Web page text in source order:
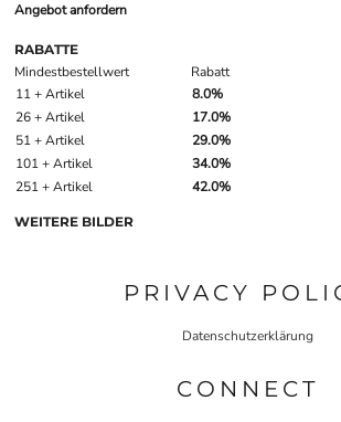
Angebot anfordern
RABATTE
Mindestbestellwert
Rabatt
11 + Artikel
8.0%
26 + Artikel
17.0%
51 + Artikel
29.0%
101 + Artikel
34.0%
251 + Artikel
42.0%
WEITERE BILDER
PRIVACY
Datenschutzerklärung
CONNECT